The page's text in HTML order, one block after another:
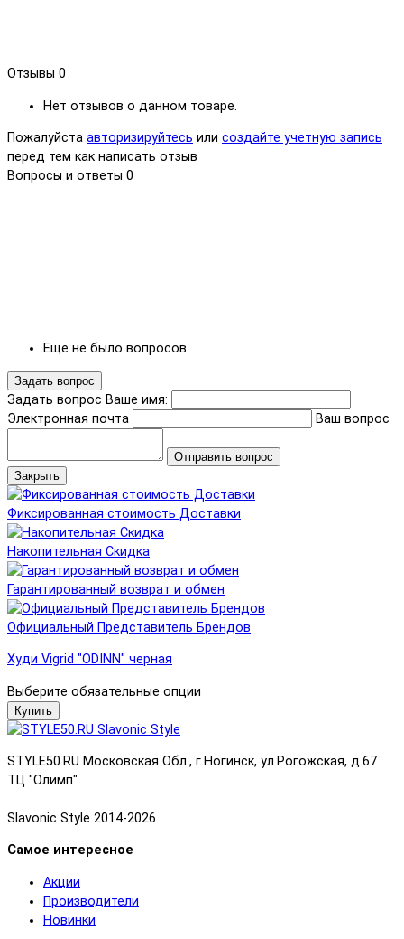
Отзывы 0
Нет отзывов о данном товаре.
Пожалуйста авторизируйтесь или создайте учетную запись
перед тем как написать отзыв
Вопросы и ответы 0
Еще не было вопросов
Задать вопрос
Задать вопрос Ваше имя:
Электронная почта
Ваш вопрос
Отправить вопрос
Закрыть
Фиксированная стоимость Доставки
Накопительная Скидка
Гарантированный возврат и обмен
Официальный Представитель Брендов
Худи Vigrid "ODINN" черная
Выберите обязательные опции
Купить
STYLE50.RU Московская Обл., г.Ногинск, ул.Рогожская, д.67
ТЦ "Олимп"
Slavonic Style 2014-2026
Самое интересное
Акции
Производители
Новинки